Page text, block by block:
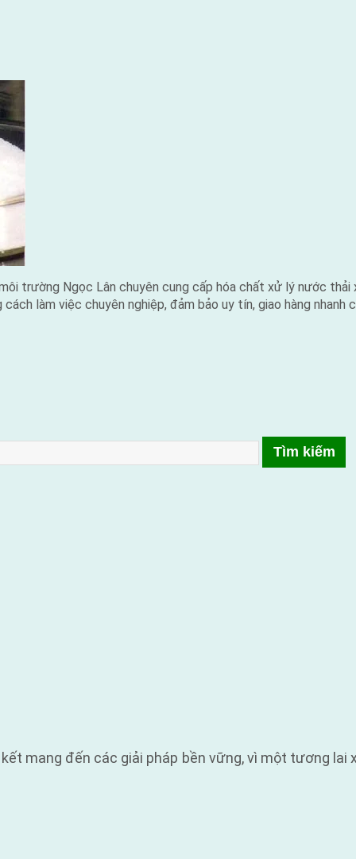
trường Ngọc Lân chuyên cung cấp hóa chất xử lý nước thải
làm việc chuyên nghiệp, đảm bảo uy tín, giao hàng nhanh
mang đến các giải pháp bền vững, vì một tương lai